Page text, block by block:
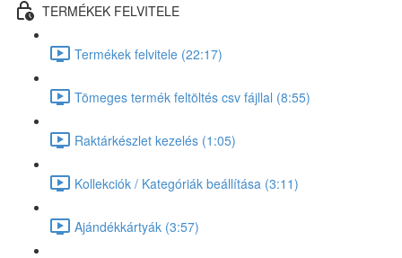
TERMÉKEK FELVITELE
Termékek felvitele (22:17)
Tömeges termék feltöltés csv fájllal (8:55)
Raktárkészlet kezelés (1:05)
Kollekciók / Kategóriák beállítása (3:11)
Ajándékkártyák (3:57)